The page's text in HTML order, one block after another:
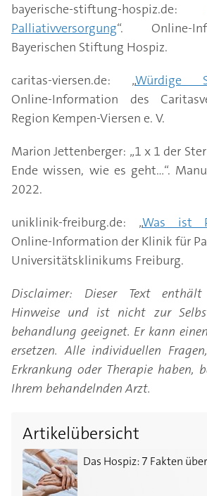
bayerische-stiftung-hospiz.de:
Palliativversorgung“. Online-
Bayerischen Stiftung Hospiz.
caritas-viersen.de: „Würdige
Online-Information des
Region Kempen-Viersen e. V.
Marion Jettenberger: „1 x 1 der
Ende wissen, wie es geht…“.
2022.
uniklinik-freiburg.de: „Was ist
Online-Information der Klinik für
Universitätsklinikums Freiburg.
Disclaimer: Dieser Text
Hinweise und ist nicht zur
behandlung geeignet. Er kann
ersetzen. Alle individuellen
Erkrankung oder Therapie haben,
Ihrem behandelnden Arzt.
Artikelübersicht
Das Hospiz: 7 Fakten
Das Hospiz: 7 Fakten über